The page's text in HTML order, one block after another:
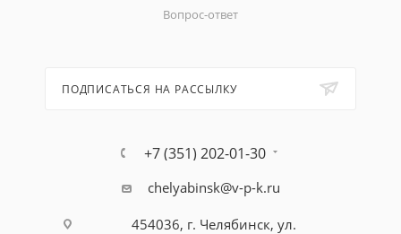
Вопрос-ответ
ПОДПИСАТЬСЯ НА РАССЫЛКУ
+7 (351) 202-01-30
chelyabinsk@v-p-k.ru
454036, г. Челябинск, ул.